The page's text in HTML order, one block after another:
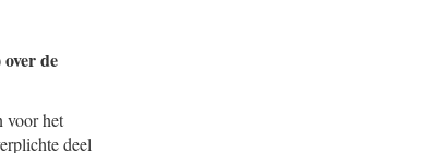
de
voor het
deel